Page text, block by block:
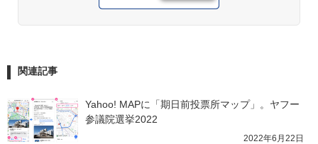
関連記事
Yahoo! MAPに「期日前投票所マップ」。ヤフー
参議院選挙2022
2022年6月22日